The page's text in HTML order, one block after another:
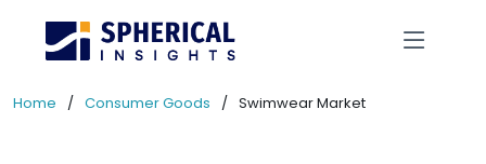
Home Consumer Goods Swimwear Market